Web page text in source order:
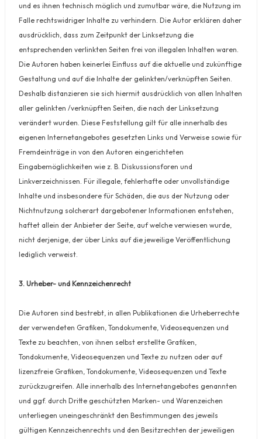
und es ihnen technisch möglich und zumutbar wäre, die Nutzung im
Falle rechtswidriger Inhalte zu verhindern. Die Autor erklären daher
ausdrücklich, dass zum Zeitpunkt der Linksetzung die
entsprechenden verlinkten Seiten frei von illegalen Inhalten waren.
Die Autoren haben keinerlei Einfluss auf die aktuelle und zukünftige
Gestaltung und auf die Inhalte der gelinkten/verknüpften Seiten.
Deshalb distanzieren sie sich hiermit ausdrücklich von allen Inhalten
aller gelinkten /verknüpften Seiten, die nach der Linksetzung
verändert wurden. Diese Feststellung gilt für alle innerhalb des
eigenen Internetangebotes gesetzten Links und Verweise sowie für
Fremdeinträge in von den Autoren eingerichteten
Eingabemöglichkeiten wie z. B. Diskussionsforen und
Linkverzeichnissen. Für illegale, fehlerhafte oder unvollständige
Inhalte und insbesondere für Schäden, die aus der Nutzung oder
Nichtnutzung solcherart dargebotener Informationen entstehen,
haftet allein der Anbieter der Seite, auf welche verwiesen wurde,
nicht derjenige, der über Links auf die jeweilige Veröffentlichung
lediglich verweist.
3. Urheber- und Kennzeichenrecht
Die Autoren sind bestrebt, in allen Publikationen die Urheberrechte
der verwendeten Grafiken, Tondokumente, Videosequenzen und
Texte zu beachten, von ihnen selbst erstellte Grafiken,
Tondokumente, Videosequenzen und Texte zu nutzen oder auf
lizenzfreie Grafiken, Tondokumente, Videosequenzen und Texte
zurückzugreifen. Alle innerhalb des Internetangebotes genannten
und ggf. durch Dritte geschützten Marken- und Warenzeichen
unterliegen uneingeschränkt den Bestimmungen des jeweils
gültigen Kennzeichenrechts und den Besitzrechten der jeweiligen